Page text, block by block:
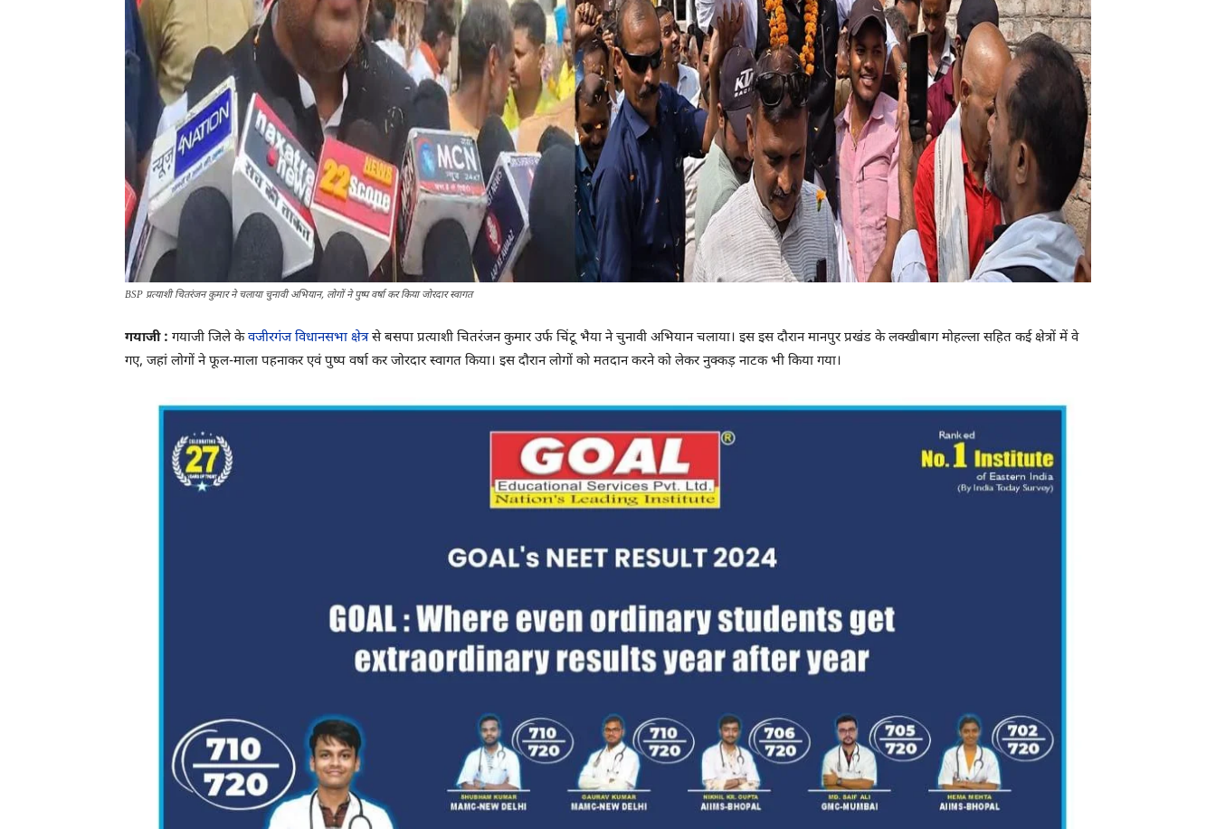
BSP प्रत्याशी चितरंजन कुमार ने चलाया चुनावी अभियान, लोगों ने पुष्प वर्षा कर किया जोरदार स्वागत
गयाजी : गयाजी जिले केवजीरगंज विधानसभा क्षेत्रसे बसपा प्रत्याशी चितरंजन कुमार उर्फ चिंटू भैया ने चुनावी अभियान चलाया। इस इस दौरान मानपुर प्रखंड के लक्खीबाग मोहल्ला सहित कई क्षेत्रों में वे
गए, जहां लोगों ने फूल-माला पहनाकर एवं पुष्प वर्षा कर जोरदार स्वागत किया। इस दौरान लोगों को मतदान करने को लेकर नुक्कड़ नाटक भी किया गया।